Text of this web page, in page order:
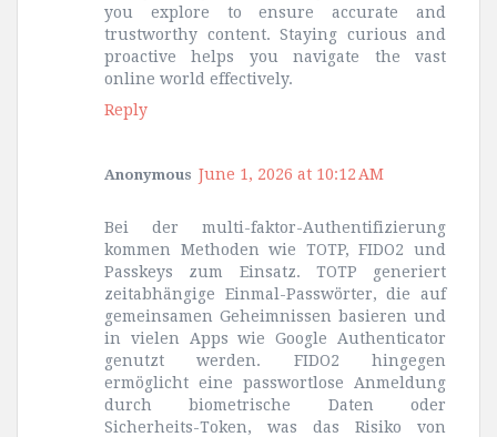
you explore to ensure accurate and
trustworthy content. Staying curious and
proactive helps you navigate the vast
online world effectively.
Reply
Anonymous June 1, 2026 at 10:12 AM
Bei der multi-faktor-Authentifizierung
kommen Methoden wie TOTP, FIDO2 und
Passkeys zum Einsatz. TOTP generiert
zeitabhängige Einmal-Passwörter, die auf
gemeinsamen Geheimnissen basieren und
in vielen Apps wie Google Authenticator
genutzt werden. FIDO2 hingegen
ermöglicht eine passwortlose Anmeldung
durch biometrische Daten oder
Sicherheits-Token, was das Risiko von